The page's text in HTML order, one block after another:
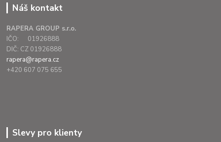
Náš kontakt
RAPERA GROUP s.r.o.
IČO: 01926888
DIČ: CZ 01926888
rapera@rapera.cz
+420 607 075 655
Slevy pro klienty